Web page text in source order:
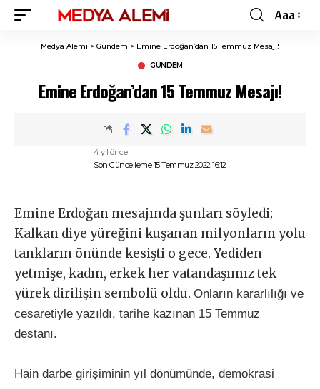
Font
Resizer
Aaa
Medya Alemi > Gündem > Emine Erdoğan’dan 15 Temmuz Mesajı!
GÜNDEM
Emine Erdoğan’dan 15 Temmuz Mesajı!
Son Güncelleme 15 Temmuz 2022 16:12
4 yıl önce
Emine Erdoğan mesajında şunları söyledi;
Kalkan diye yüreğini kuşanan milyonların yolu
tankların önünde kesişti o gece. Yediden
yetmişe, kadın, erkek her vatandaşımız tek
yürek dirilişin sembolü oldu. Onların kararlılığı ve
cesaretiyle yazıldı, tarihe kazınan 15 Temmuz
destanı.
Hain darbe girişiminin yıl dönümünde, demokrasi